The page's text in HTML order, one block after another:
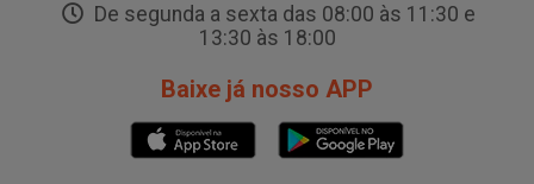
De segunda a sexta das 08:00 às 11:30 e
13:30 às 18:00
Baixe já nosso APP